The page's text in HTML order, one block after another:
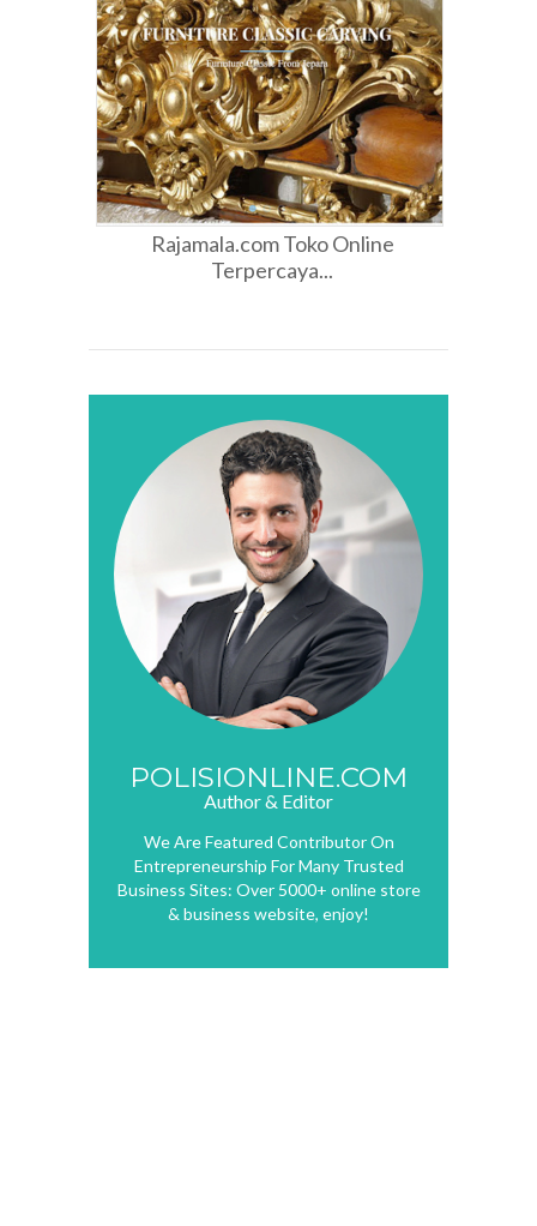
Rajamala.com Toko Online
Terpercaya...
POLISIONLINE.COM
Author & Editor
We Are Featured Contributor On
Entrepreneurship For Many Trusted
Business Sites: Over 5000+ online store
& business website, enjoy!